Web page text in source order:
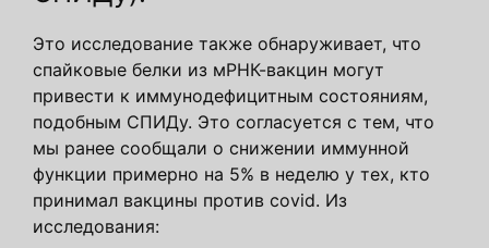
Это исследование также обнаруживает, что
спайковые белки из мРНК-вакцин могут
привести к иммунодефицитным состояниям,
подобным СПИДу. Это согласуется с тем, что
мы ранее сообщали о снижении иммунной
функции примерно на 5% в неделю у тех, кто
принимал вакцины против covid. Из
исследования: